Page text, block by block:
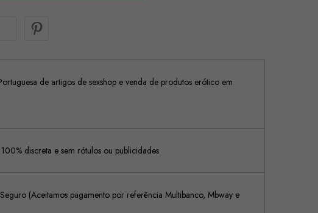
de artigos de sexshop e venda de produtos erótico em
discreta e sem rótulos ou publicidades
(Aceitamos pagamento por referência Multibanco, Mbway e